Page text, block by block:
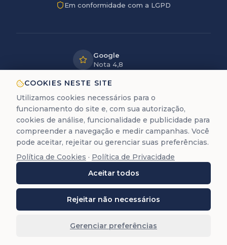
Em conformidade com a LGPD
Google
Nota 4,8
LGPD
protegidos
12+ anos
de experiência
A Trastevere é uma empresa de assessoria documental
para cidadania europeia. Não prestamos serviços
jurídicos de advocacia (Lei 8.906/94).
Trastevere Cidadanias. Todos os direitos
reservados. O conteúdo deste site (textos, imagens,
Reprodução total ou parcial é proibida sem autorização
COOKIES NESTE SITE
Utilizamos cookies necessários para o
funcionamento do site e, com sua autorização,
cookies de análise, funcionalidade e publicidade para
compreender a navegação e medir campanhas. Você
pode aceitar, rejeitar ou gerenciar suas preferências.
Política de Cookies · Política de Privacidade
Aceitar todos
Rejeitar não necessários
Gerenciar preferências